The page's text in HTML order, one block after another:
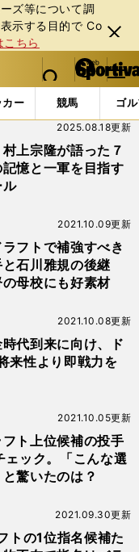
ズ等について調
⽰する⽬的で Co
こちら
閉じ
る
web Sportiva (webスポルティーバ)
検索
マイペ
ー
ジ
メニュ
カー 競馬 ゴ
村上宗隆が語った７
憶と一軍を目指す
ル
2025.08.18更新
フトで補強すべき
石川雅規の後継
母校にも好素材
2021.10.09更新
代到来に向け、ド
来性より即戦力を
2021.10.08更新
ト上位候補の投手
ェック。「こんな選
驚いたのは？
2021.10.05更新
トの1位指名候補た
2021.09.30更新